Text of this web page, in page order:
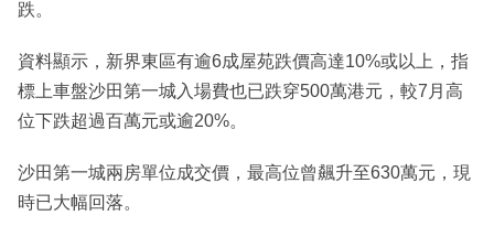
跌。
資料顯示，新界東區有逾6成屋苑跌價高達10%或以上，指
標上車盤沙田第一城入場費也已跌穿500萬港元，較7月高
位下跌超過百萬元或逾20%。
沙田第一城兩房單位成交價，最高位曾飆升至630萬元，現
時已大幅回落。